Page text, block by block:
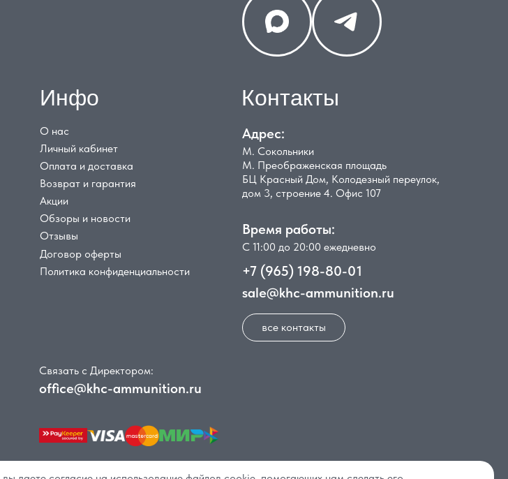
Инфо Контакты
О нас
Личный кабинет
Оплата и доставка
Возврат и гарантия
Акции
Обзоры и новости
Отзывы
Договор оферты
Адрес:
М. Сокольники
М. Преображенская площадь
БЦ Красный Дом, Колодезный переулок,
дом 3, строение 4. Офис 107
Время работы:
С 11:00 до 20:00 ежедневно
office@khc-ammunition.ru
Связать с Директором:
+7 (965) 198-80-01
sale@khc-ammunition.ru
все контакты
Политика конфиденциальности